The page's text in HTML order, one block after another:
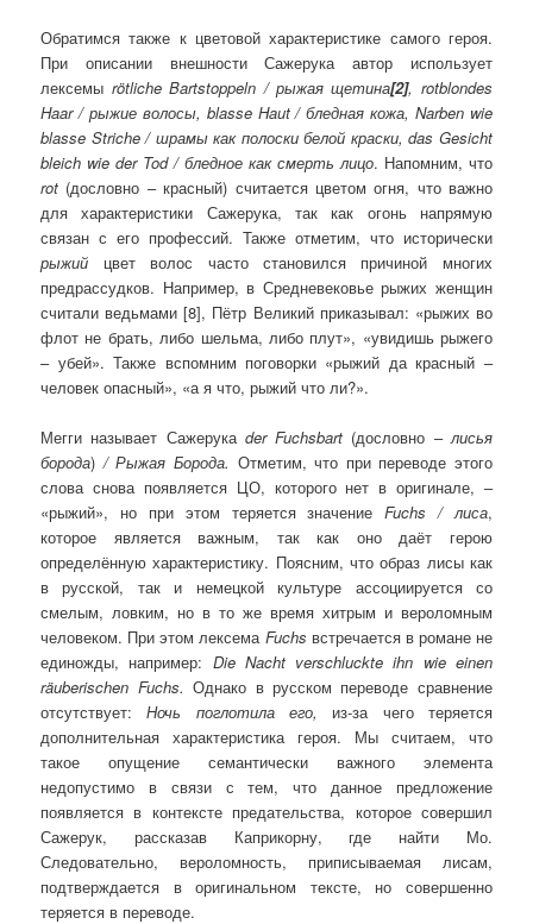
Обратимся также к цветовой характеристике самого героя.
При описании внешности Сажерука автор использует
лексемы rötliche Bartstoppeln / рыжая щетина[2], rotblondes
Haar/ рыжие волосы, blasse Haut/ бледная кожа,Narben wie
blasse Striche/ шрамы как полоски белой краски,das Gesicht
bleich wie der Tod/ бледное как смерть лицо. Напомним, что
rot (дословно – красный) считается цветом огня, что важно
для характеристики Сажерука, так как огонь напрямую
связан с его профессий. Также отметим, что исторически
рыжий цвет волос часто становился причиной многих
предрассудков. Например, в Средневековье рыжих женщин
считали ведьмами [8], Пётр Великий приказывал: «рыжих во
флот не брать, либо шельма, либо плут», «увидишь рыжего
– убей». Также вспомним поговорки «рыжий да красный –
человек опасный», «а я что, рыжий что ли?».
Мегги называет Сажерука der Fuchsbart (дословно –лисья
борода) / Ры­жая Бо­рода. Отметим, что при переводе этого
слова снова появляется ЦО, которого нет в оригинале, –
«рыжий», но при этом теряется значениеFuchs / лиса,
которое является важным, так как оно даёт герою
определённую характеристику. Поясним, что образ лисы как
в русской, так и немецкой культуре ассоциируется со
смелым, ловким, но в то же время хитрым и вероломным
человеком. При этом лексема Fuchs встречается в романе не
единожды, например: Die Nacht verschluckte ihn wie einen
räuberischen Fuchs.Однако в русском переводе сравнение
отсутствует:Ночь пог­ло­тила его, из-за чего теряется
дополнительная характеристика героя.
Мы считаем, что
такое опущение семантически важного элемента
недопустимо в связи с тем, что данное предложение
появляется в контексте предательства, которое совершил
Сажерук, рассказав Каприкорну, где найти Мо.
Следовательно, вероломность, приписываемая лисам,
подтверждается в оригинальном тексте, но совершенно
теряется в переводе.